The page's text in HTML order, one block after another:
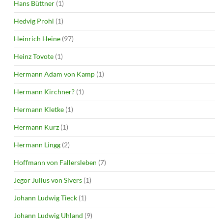
Hans Büttner (1)
Hedvig Prohl (1)
Heinrich Heine (97)
Heinz Tovote (1)
Hermann Adam von Kamp (1)
Hermann Kirchner? (1)
Hermann Kletke (1)
Hermann Kurz (1)
Hermann Lingg (2)
Hoffmann von Fallersleben (7)
Jegor Julius von Sivers (1)
Johann Ludwig Tieck (1)
Johann Ludwig Uhland (9)